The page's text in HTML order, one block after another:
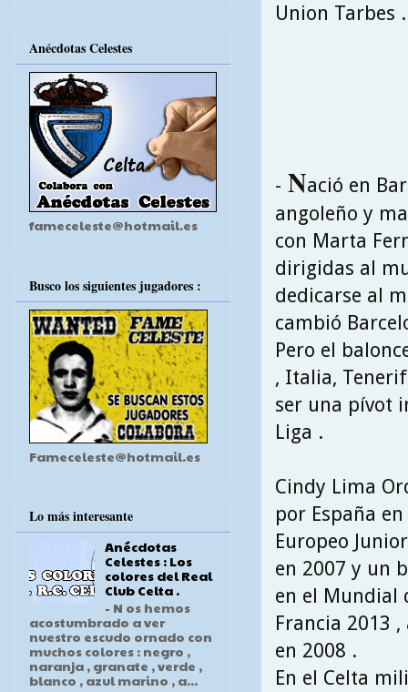
Union Tarbes .
- Nació en
angoleño y
con Marta
dirigidas al
dedicarse al
cambió
Pero el
, Italia,
ser una pívot
Liga .
Cindy Lima
por España
Europeo
en 2007 y un
en el Mundial
Francia 2013
en 2008 .
En el Celta
Anécdotas Celestes
fameceleste@hotmail.es
Busco los siguientes jugadores :
Fameceleste@hotmail.es
Lo más interesante
Anécdotas
Celestes : Los
colores del Real
Club Celta .
- N os hemos
acostumbrado a ver
nuestro escudo ornado con
muchos colores : negro ,
naranja , granate , verde ,
blanco , azul marino , a...